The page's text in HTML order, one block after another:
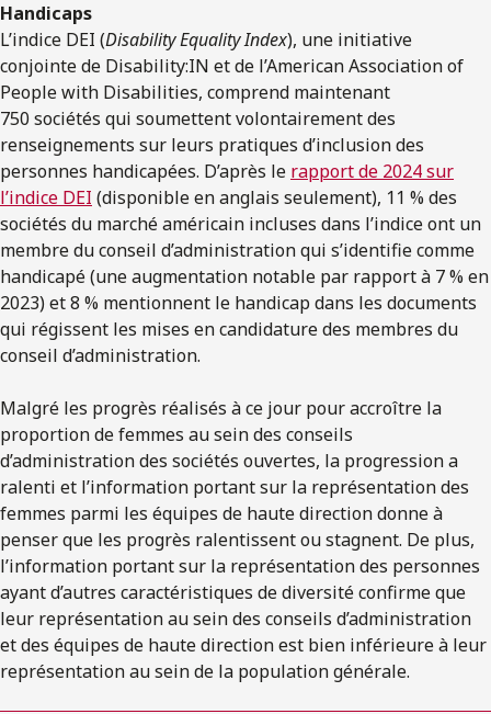
Handicaps
L’indice DEI (Disability Equality Index), une initiative
conjointe de Disability:IN et de l’American Association of
People with Disabilities, comprend maintenant
750 sociétés qui soumettent volontairement des
renseignements sur leurs pratiques d’inclusion des
personnes handicapées. D’après le rapport de 2024 sur
l’indice DEI (disponible en anglais seulement), 11 % des
sociétés du marché américain incluses dans l’indice ont un
membre du conseil d’administration qui s’identifie comme
handicapé (une augmentation notable par rapport à 7 % en
2023) et 8 % mentionnent le handicap dans les documents
qui régissent les mises en candidature des membres du
conseil d’administration.
Malgré les progrès réalisés à ce jour pour accroître la
proportion de femmes au sein des conseils
d’administration des sociétés ouvertes, la progression a
ralenti et l’information portant sur la représentation des
femmes parmi les équipes de haute direction donne à
penser que les progrès ralentissent ou stagnent. De plus,
l’information portant sur la représentation des personnes
ayant d’autres caractéristiques de diversité confirme que
leur représentation au sein des conseils d’administration
et des équipes de haute direction est bien inférieure à leur
représentation au sein de la population générale.